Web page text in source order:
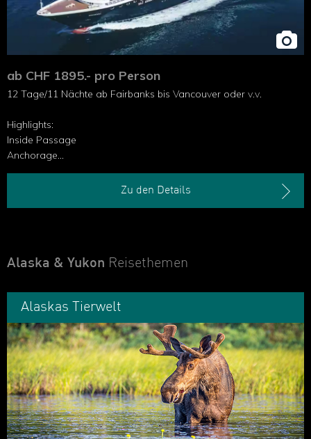
ab CHF 1895.- pro Person
12 Tage/11 Nächte ab Fairbanks bis Vancouver oder v.v.
Highlights:
Inside Passage
Anchorage
Denali National Park
Zu den Details
Alaska & Yukon Reisethemen
Alaskas Tierwelt